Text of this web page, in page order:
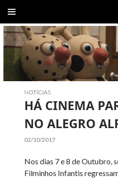
PARA
O
CONTEÚDO
NOTÍCIAS
HÁ CINEMA
NO ALEGRO
02/10/2017
Nos dias 7 e 8 de Outubro,
Filminhos Infantis